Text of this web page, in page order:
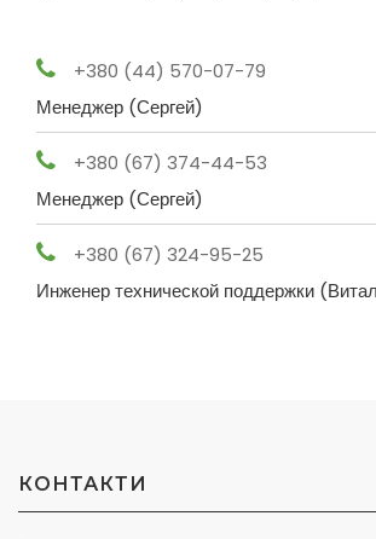
+380 (44) 570-07-79
Менеджер (Сергей)
+380 (67) 374-44-53
Менеджер (Сергей)
+380 (67) 324-95-25
Инженер технической поддержки
КОНТАКТИ